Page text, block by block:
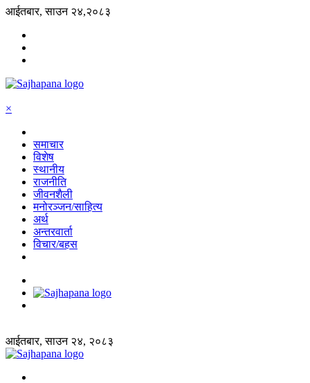
आईतबार, साउन २४,२०८३
×
समाचार
विशेष
स्थानीय
राजनीति
जीवनशैली
मनोरञ्जन/साहित्य
अर्थ
अन्तरवार्ता
विचार/बहस
आईतबार, साउन २४, २०८३